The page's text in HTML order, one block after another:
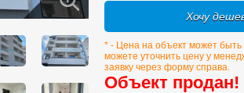
Хочу
* - Цена на объект может
можете уточнить цену у
заявку через форму справа.
Объект продан!